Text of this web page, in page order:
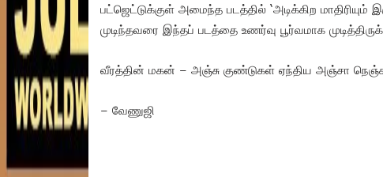
பட்ஜெட்டுக்குள் அமைந்த படத்தில் ‘அடிக்கிற
முடிந்தவரை இந்தப் படத்தை உணர்வு பூர்வமாக
வீரத்தின் மகன் – அஞ்சு குண்டுகள் ஏந்திய அஞ்சா
– வேணுஜி